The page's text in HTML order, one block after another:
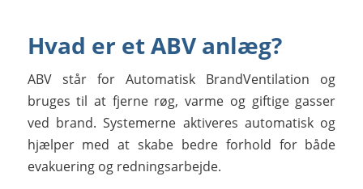
Hvad er et ABV anlæg?
ABV står for Automatisk BrandVentilation og
bruges til at fjerne røg, varme og giftige gasser
ved brand. Systemerne aktiveres automatisk og
hjælper med at skabe bedre forhold for både
evakuering og redningsarbejde.